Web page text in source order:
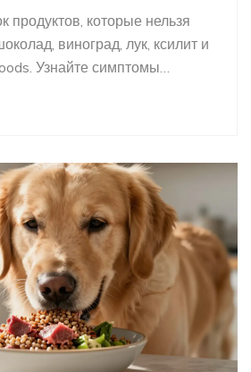
продуктов, которые нельзя
виноград, лук, ксилит и
Узнайте симптомы